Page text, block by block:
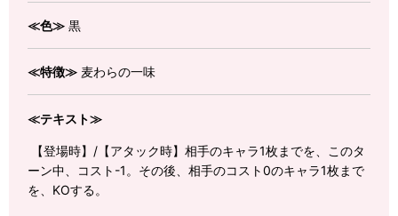
≪色≫ 黒
≪特徴≫ 麦わらの一味
≪テキスト≫
【登場時】/【アタック時】相手のキャラ1枚までを、このタ
ーン中、コスト-1。その後、相手のコスト0のキャラ1枚まで
を、KOする。